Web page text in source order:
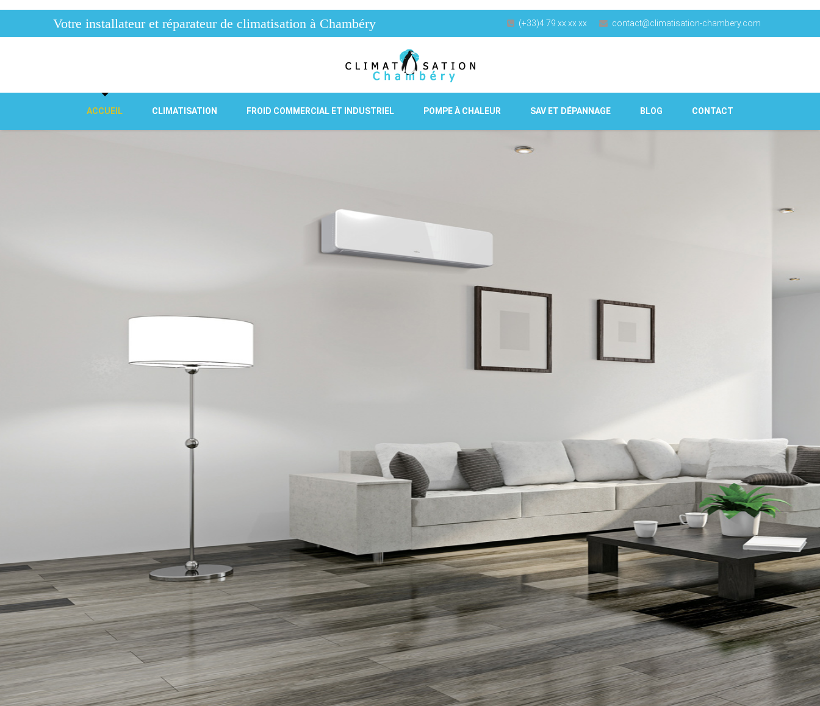
Votre installateur et réparateur de climatisation à Chambéry (+33)4 79 xx xx xx contact@climatisation-chambery.com
ACCUEIL CLIMATISATION FROID COMMERCIAL ET INDUSTRIEL POMPE À CHALEUR SAV ET DÉPANNAGE BLOG CONTACT